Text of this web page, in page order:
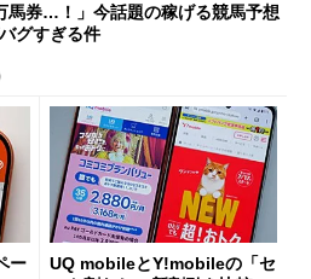
馬券…！」今話題の稼げる競馬予想
グすぎる件
ー
UQ mobileとY!mobileの「セ